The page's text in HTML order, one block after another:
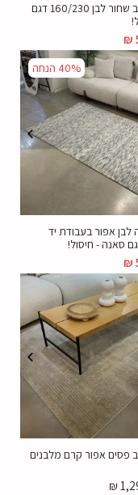
שטיח מעוצב שחור לבן 160/230 דגם
₪
40% הנחה
לבן אפור בעבודת יד
₪
פסים אפור קרם מלבנים
₪